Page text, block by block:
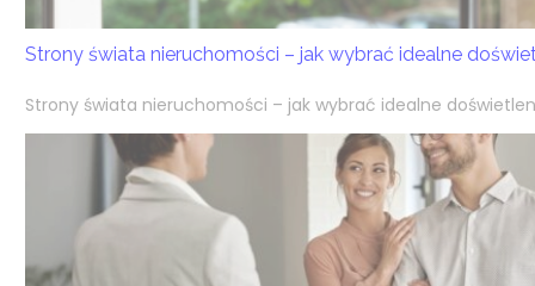
Strony świata nieruchomości – jak wybrać idealne
Strony świata nieruchomości – jak wybrać idealne